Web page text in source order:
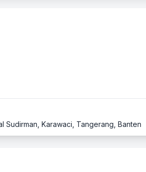
Sudirman, Karawaci, Tangerang, Banten